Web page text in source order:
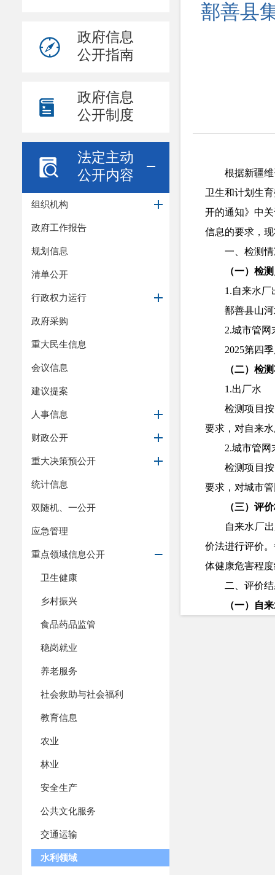
政府信息
公开指南
政府信息
公开制度
法定主动
公开内容
组织机构
政府工作报告
规划信息
清单公开
行政权力运行
政府采购
重大民生信息
会议信息
建议提案
人事信息
财政公开
重大决策预公开
统计信息
双随机、一公开
应急管理
重点领域信息公开
卫生健康
乡村振兴
食品药品监管
稳岗就业
养老服务
社会救助与社会福利
教育信息
农业
林业
安全生产
公共文化服务
交通运输
水利领域
鄯善县
根据新疆
卫生和计划生
开的通知》中
信息的要求，
一、检测
（一）检
1.自来水厂
鄯善县山
2.城市管网
2025第四
（二）检
1.出厂水
检测项目
要求，对自来
2.城市管网
检测项目
要求，对城市
（三）评
自来水厂
价法进行评价
体健康危害程
二、评价
（一）自